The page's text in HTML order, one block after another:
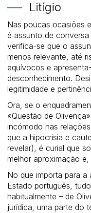
Litígio
Nas poucas ocasiões
é assunto de
verifica-se que o
menos relevante, até
equívocos e
desconhecimento.
legitimidade e
Ora, se o
«Questão de
incómodo nas
que a hipocrisia e
revelar), é curial que
melhor aproximação
No que importa para a
Estado português,
habitualmente – de
jurídica, uma parte do